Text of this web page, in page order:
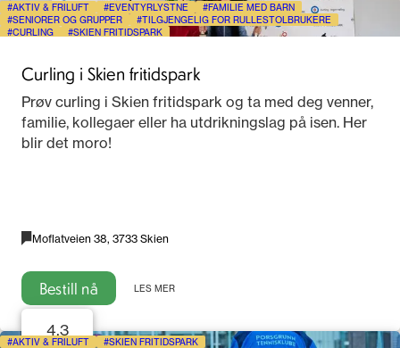
AKTIV & FRILUFT EVENTYRLYSTNE
FAMILIE MED BARN
SENIORER OG GRUPPER
TILGJENGELIG FOR RULLESTOLBRUKERE
CURLING
SKIEN FRITIDSPARK
Curling i Skien fritidspark
Prøv curling i Skien fritidspark og ta med deg venner,
familie, kollegaer eller ha utdrikningslag på isen. Her
blir det moro!
Moflatveien 38, 3733 Skien
Bestill nå LES MER
AKTIV & FRILUFT SKIEN FRITIDSPARK
4.3